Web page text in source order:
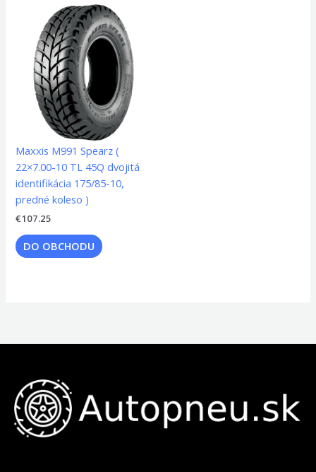
Maxxis M991 Spearz (
22×7.00-10 TL 45Q dvojitá
identifikácia 175/85-10,
predné koleso )
€107.25
DO OBCHODU